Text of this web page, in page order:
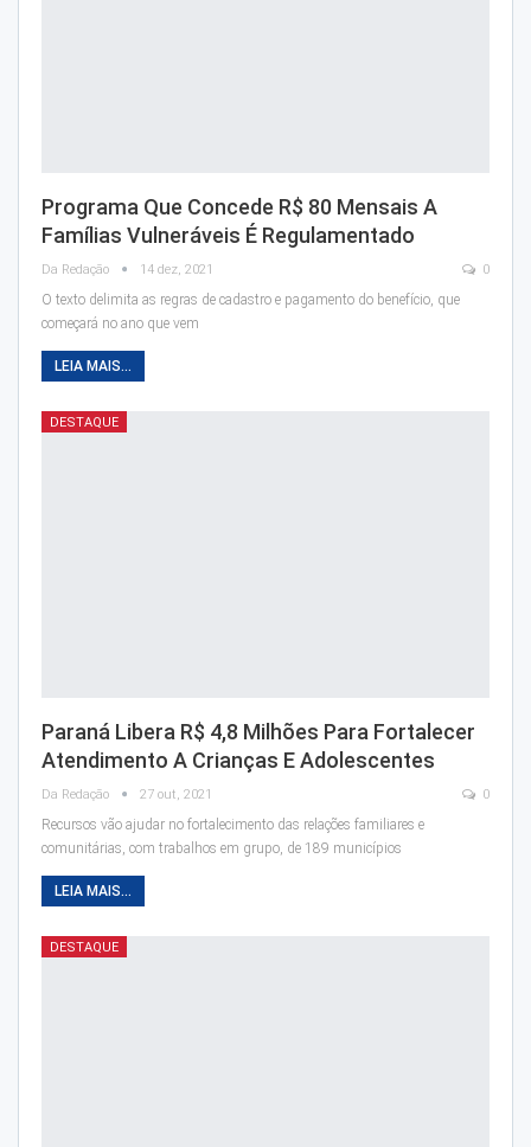
Programa Que Concede R$ 80 Mensais A
Famílias Vulneráveis É Regulamentado
Da Redação 14 dez, 2021 0
O texto delimita as regras de cadastro e pagamento do benefício, que
começará no ano que vem
LEIA MAIS...
DESTAQUE
Paraná Libera R$ 4,8 Milhões Para Fortalecer
Atendimento A Crianças E Adolescentes
Da Redação 27 out, 2021 0
Recursos vão ajudar no fortalecimento das relações familiares e
comunitárias, com trabalhos em grupo, de 189 municípios
LEIA MAIS...
DESTAQUE